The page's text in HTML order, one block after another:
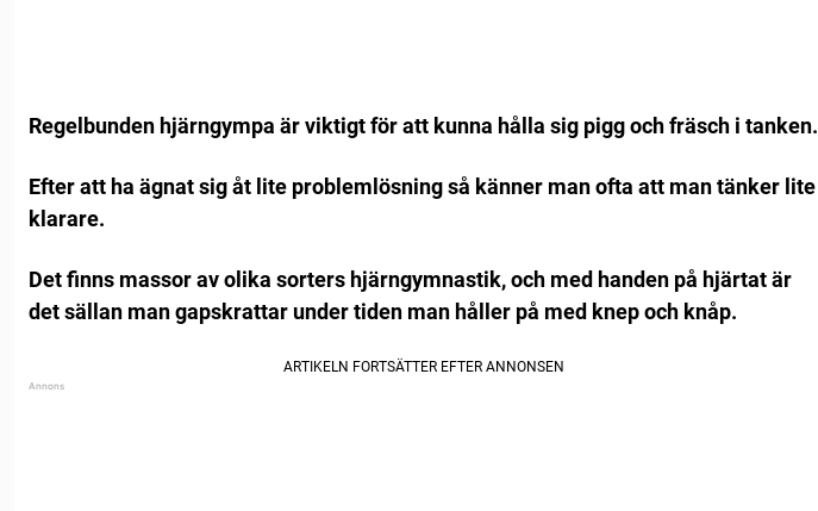
Regelbunden hjärngympa är viktigt för att kunna hålla sig pigg och fräsch i tanken.
Efter att ha ägnat sig åt lite problemlösning så känner man ofta att man tänker lite
klarare.
Det finns massor av olika sorters hjärngymnastik, och med handen på hjärtat är
det sällan man gapskrattar under tiden man håller på med knep och knåp.